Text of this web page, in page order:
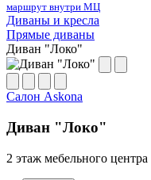
маршрут внутри МЦ
Диваны и кресла
Прямые диваны
Диван "Локо"
Салон Askona
Диван "Локо"
2 этаж мебельного центра